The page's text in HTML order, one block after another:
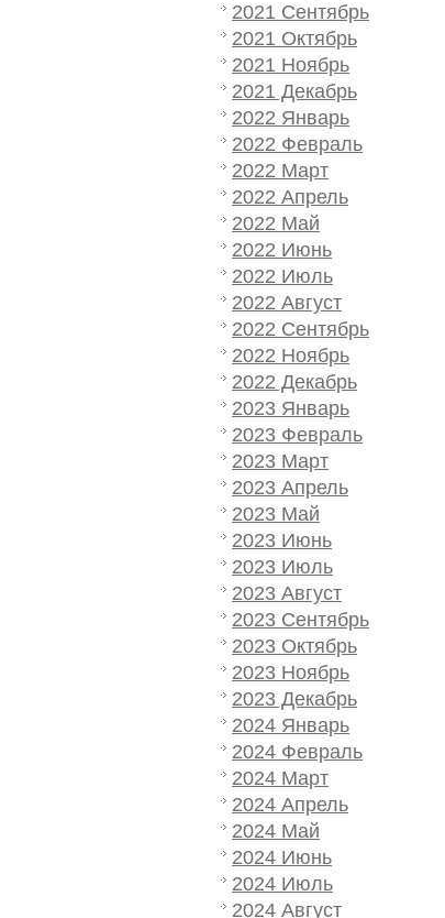
2021 Сентябрь
2021 Октябрь
2021 Ноябрь
2021 Декабрь
2022 Январь
2022 Февраль
2022 Март
2022 Апрель
2022 Май
2022 Июнь
2022 Июль
2022 Август
2022 Сентябрь
2022 Ноябрь
2022 Декабрь
2023 Январь
2023 Февраль
2023 Март
2023 Апрель
2023 Май
2023 Июнь
2023 Июль
2023 Август
2023 Сентябрь
2023 Октябрь
2023 Ноябрь
2023 Декабрь
2024 Январь
2024 Февраль
2024 Март
2024 Апрель
2024 Май
2024 Июнь
2024 Июль
2024 Август